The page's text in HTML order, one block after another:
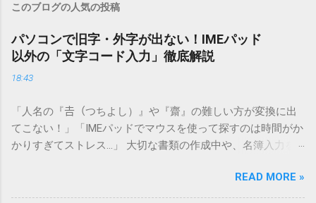
このブログの人気の投稿
パソコンで旧字・外字が出ない！IMEパッド
以外の「文字コード入力」徹底解説
18:43
「人名の『𠮷（つちよし）』や『齋』の難しい方が変換に出
てこない！」「IMEパッドでマウスを使って探すのは時間がか
かりすぎてストレス…」 大切な書類の作成中や、名簿入力を
てしまいますよね。多くの人が「IMEパッド（手書き入力）」
を使いますが、実はマウスで一画ずつ書くのは非効率です
READ MORE »